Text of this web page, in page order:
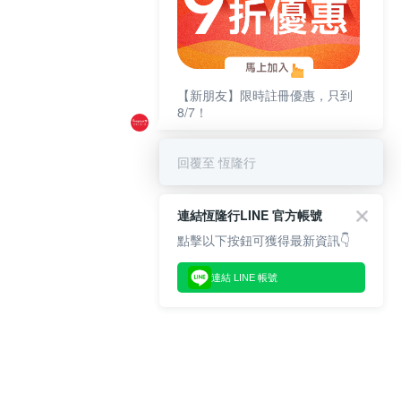
【新朋友】限時註冊優惠，只到
8/7！
回覆至 恆隆行
連結恆隆行LINE 官方帳號
點擊以下按鈕可獲得最新資訊👇
連結 LINE 帳號